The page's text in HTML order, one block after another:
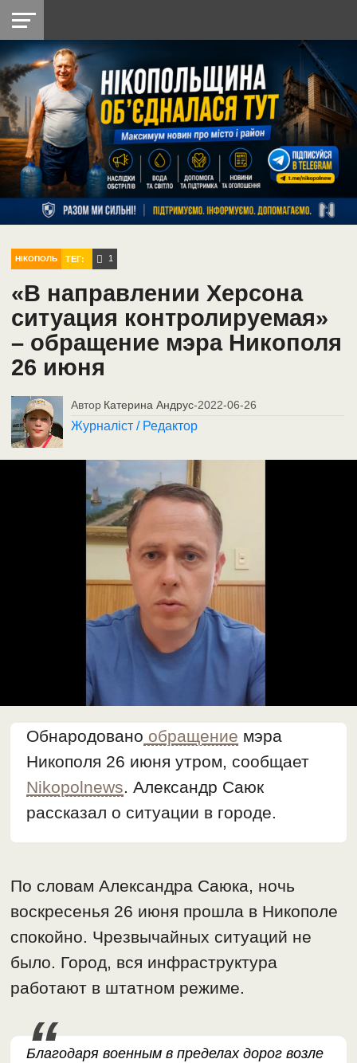
НІКОПОЛЬ
РАЙОН
СІЧЕСЛАВСЬКА
УКРАЇНА
РЕТРО
НІКОПОЛЬ
ЛАЙТ
УКРАЇНА
ДОПОМОГА
РАДІО
НІКОПОЛЬ ТЕГ: 1
«В направлении Херсона
ситуация контролируемая»
– обращение мэра Никополя
26 июня
Автор Катерина Андрус-2022-06-26
Журналіст / Редактор
Обнародовано обращение мэра
Никополя 26 июня утром, сообщает
Nikopolnews. Александр Саюк
рассказал о ситуации в городе.
По словам Александра Саюка, ночь
воскресенья 26 июня прошла в Никополе
спокойно. Чрезвычайных ситуаций не
было. Город, вся инфраструктура
работают в штатном режиме.
Благодаря военным в пределах дорог возле